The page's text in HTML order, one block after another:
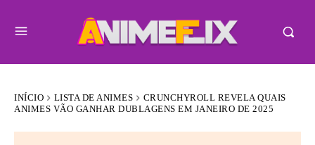
INÍCIO LISTA DE ANIMES
CRUNCHYROLL REVELA QUAIS
ANIMES VÃO GANHAR DUBLAGENS EM JANEIRO DE 2025